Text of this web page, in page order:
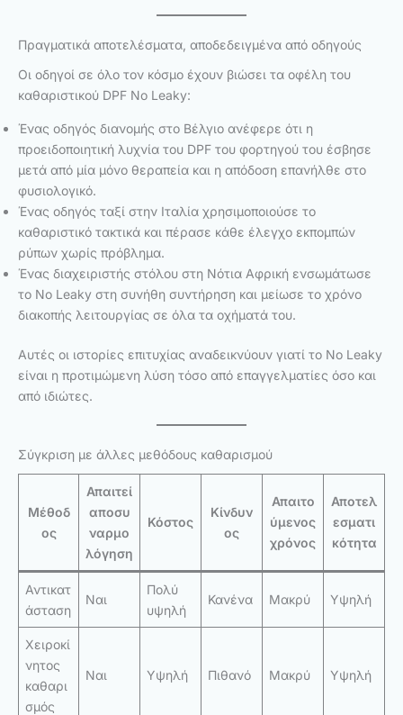
Πραγματικά αποτελέσματα, αποδεδειγμένα από οδηγούς
Οι οδηγοί σε όλο τον κόσμο έχουν βιώσει τα οφέλη του
καθαριστικού DPF No Leaky:
Ένας οδηγός διανομής στο Βέλγιο ανέφερε ότι η
προειδοποιητική λυχνία του DPF του φορτηγού του έσβησε
μετά από μία μόνο θεραπεία και η απόδοση επανήλθε στο
φυσιολογικό.
Ένας οδηγός ταξί στην Ιταλία χρησιμοποιούσε το
καθαριστικό τακτικά και πέρασε κάθε έλεγχο εκπομπών
ρύπων χωρίς πρόβλημα.
Ένας διαχειριστής στόλου στη Νότια Αφρική ενσωμάτωσε
το No Leaky στη συνήθη συντήρηση και μείωσε το χρόνο
διακοπής λειτουργίας σε όλα τα οχήματά του.
Αυτές οι ιστορίες επιτυχίας αναδεικνύουν γιατί το No Leaky
είναι η προτιμώμενη λύση τόσο από επαγγελματίες όσο και
από ιδιώτες.
Σύγκριση με άλλες μεθόδους καθαρισμού
Μέθοδ
ος
Απαιτεί
αποσυ
ναρμο
λόγηση
Κόστος
Κίνδυν
ος
Απαιτο
ύμενος
χρόνος
Αποτελ
εσματι
κότητα
Αντικατ
άσταση
Ναι
Πολύ
υψηλή
Κανένα Μακρύ Υψηλή
Χειροκί
νητος
καθαρι
σμός
Ναι Υψηλή Πιθανό Μακρύ Υψηλή